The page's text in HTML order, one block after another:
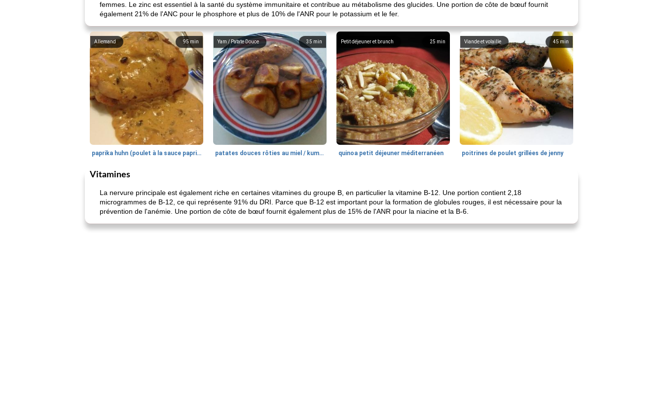
femmes. Le zinc est essentiel à la santé du système immunitaire et contribue au métabolisme des glucides. Une portion de côte de bœuf fournit
également 21% de l'ANC pour le phosphore et plus de 10% de l'ANR pour le potassium et le fer.
95min
Allemand
paprika huhn (poulet à la sauce paprika).
35 min
Yam / Patate Douce
patates douces rôties au miel / kumara
25 min
Petit déjeuner et brunch
quinoa petit déjeuner méditerranéen
45 min
Viande et volaille
poitrines de poulet grillées de jenny
Vitamines
La nervure principale est également riche en certaines vitamines du groupe B, en particulier la vitamine B-12. Une portion contient 2,18
microgrammes de B-12, ce qui représente 91% du DRI. Parce que B-12 est important pour la formation de globules rouges, il est nécessaire pour la
prévention de l'anémie. Une portion de côte de bœuf fournit également plus de 15% de l'ANR pour la niacine et la B-6.